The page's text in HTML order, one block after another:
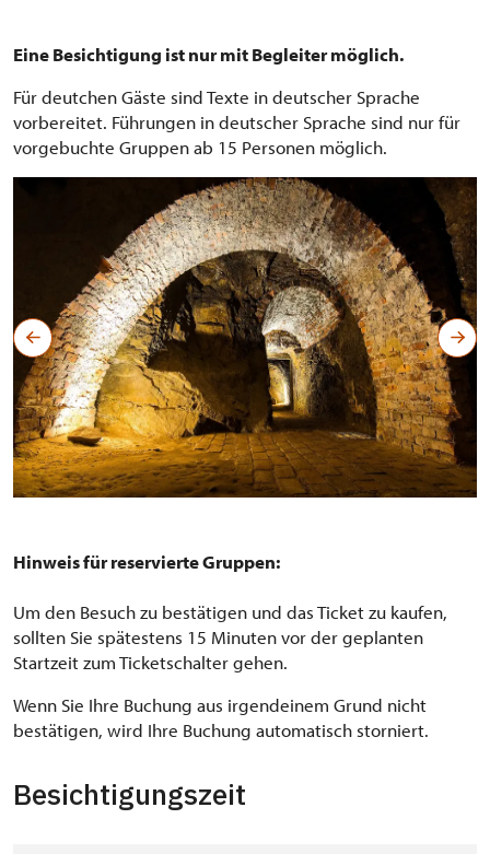
Eine Besichtigung ist nur mit Begleiter möglich.
Für deutchen Gäste sind Texte in deutscher Sprache
vorbereitet. Führungen in deutscher Sprache sind nur für
vorgebuchte Gruppen ab 15 Personen möglich.
Hinweis für reservierte Gruppen:
Um den Besuch zu bestätigen und das Ticket zu kaufen,
sollten Sie spätestens 15 Minuten vor der geplanten
Startzeit zum Ticketschalter gehen.
Wenn Sie Ihre Buchung aus irgendeinem Grund nicht
bestätigen, wird Ihre Buchung automatisch storniert.
Besichtigungszeit